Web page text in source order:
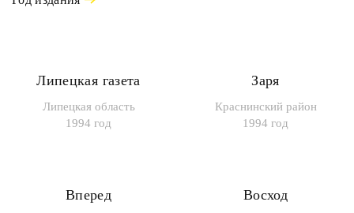
Липецкая газета
Липецкая область
1994 год
Заря
Краснинский район
1994 год
Вперед Восход